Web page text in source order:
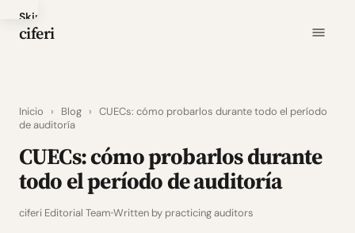
Skip
to
ciferi
Inicio › Blog › CUECs: cómo probarlos durante todo el período
de auditoría
CUECs: cómo probarlos durante
todo el período de auditoría
ciferi Editorial Team Written by practicing auditors